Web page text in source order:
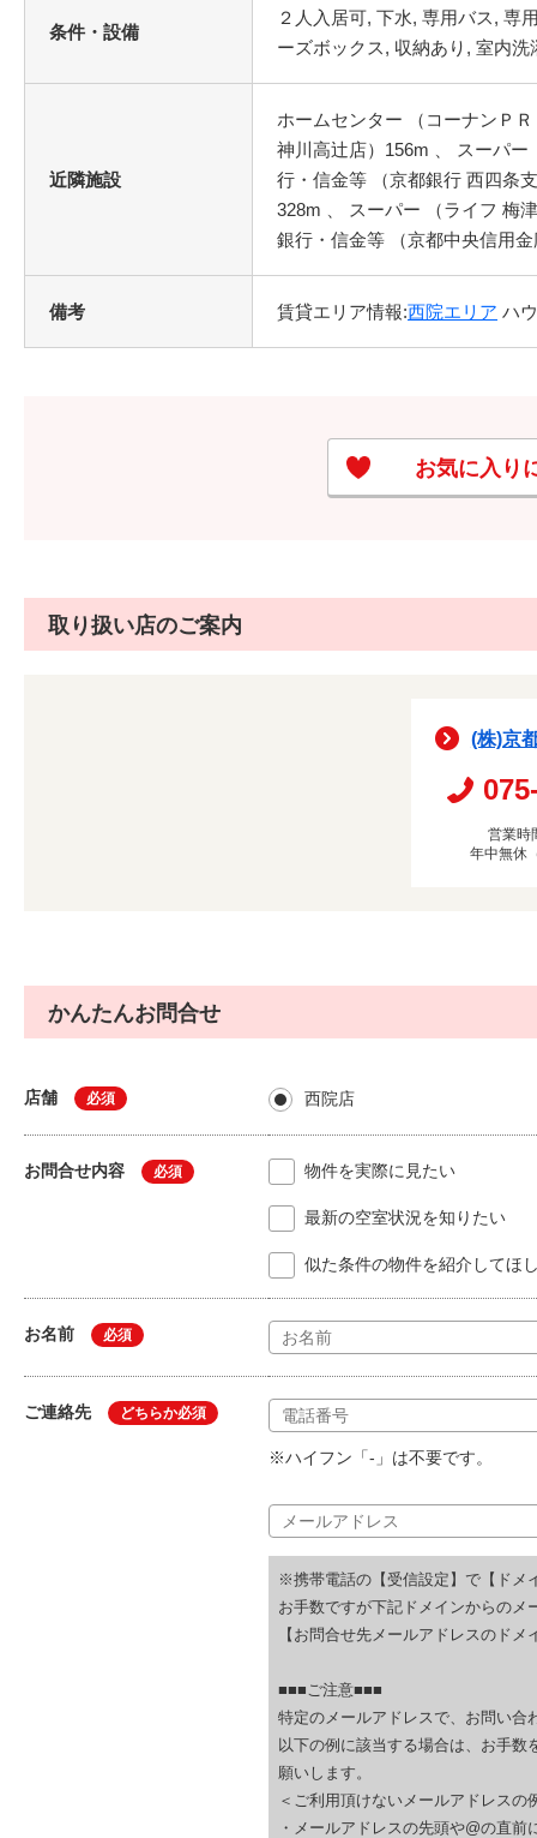
条件・設備
近隣施設
ホームセンター （コーナンＰ
神川高辻店）156m 、 スーパ
行・信金等 （京都銀行 西四条
328m 、 スーパー （ライフ 梅
銀行・信金等 （京都中央信用
備考 賃貸エリア情報:西院エリア ハ
お気に入り
取り扱い店のご案内
(株)京
営業時
年中無休
かんたんお問合せ
店舗 必須 西院店
お問合せ内容 必須 物件を実際に見たい
最新の空室状況を知りたい
似た条件の物件を紹介してほ
お名前 必須
ご連絡先 どちらか必須
※ハイフン「-」は不要です。
※携帯電話の【受信設定】で【ドメ
お手数ですが下記ドメインからのメ
【お問合せ先メールアドレスのドメ
■■■ご注意■■■
特定のメールアドレスで、お問い合
以下の例に該当する場合は、お手
願いします。
＜ご利用頂けないメールアドレスの
・メールアドレスの先頭や@の直